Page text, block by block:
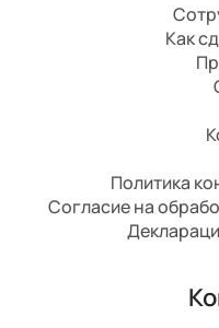
Как
Политика
Согласие на